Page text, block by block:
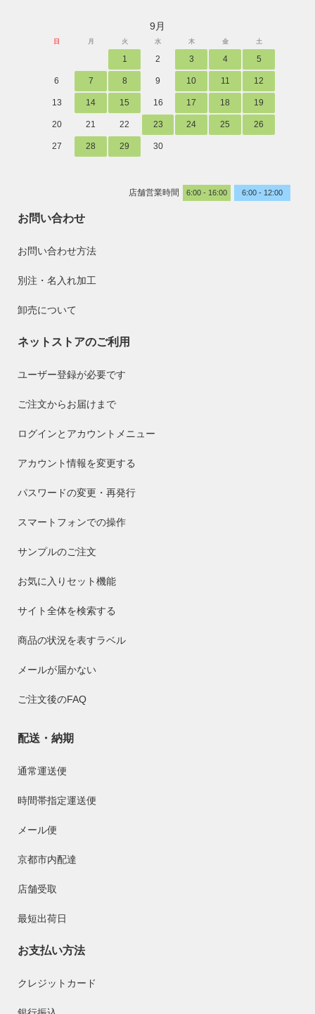
9月
日 月 火 水 木 金 土
1 2 3 4 5
6 7 8 9 10 11 12
13 14 15 16 17 18 19
20 21 22 23 24 25 26
27 28 29 30
店舗営業時間 6:00 - 16:00 6:00 - 12:00
お問い合わせ
お問い合わせ方法
別注・名入れ加工
卸売について
ネットストアのご利用
ユーザー登録が必要です
ご注文からお届けまで
ログインとアカウントメニュー
アカウント情報を変更する
パスワードの変更・再発行
スマートフォンでの操作
サンプルのご注文
お気に入りセット機能
サイト全体を検索する
商品の状況を表すラベル
メールが届かない
ご注文後のFAQ
配送・納期
通常運送便
時間帯指定運送便
メール便
京都市内配達
店舗受取
最短出荷日
お支払い方法
クレジットカード